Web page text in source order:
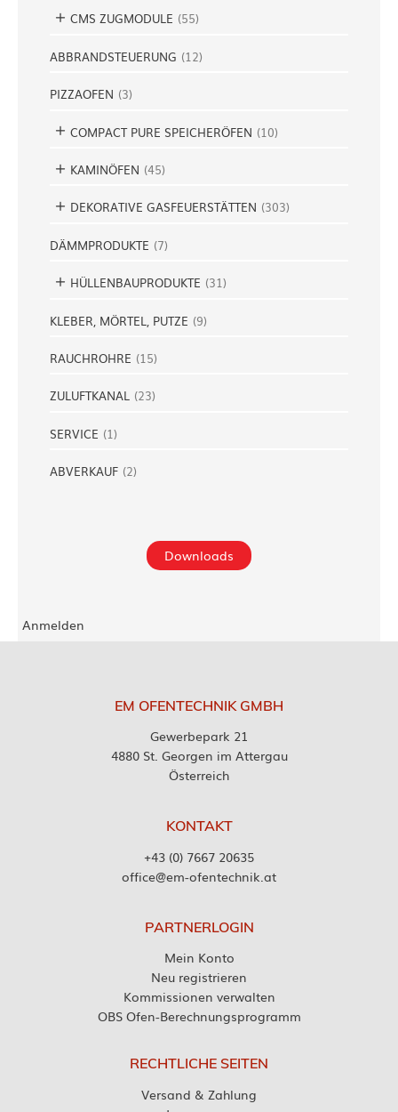
CMS ZUGMODULE (55)
ABBRANDSTEUERUNG (12)
PIZZAOFEN (3)
COMPACT PURE SPEICHERÖFEN (10)
KAMINÖFEN (45)
DEKORATIVE GASFEUERSTÄTTEN (303)
DÄMMPRODUKTE (7)
HÜLLENBAUPRODUKTE (31)
KLEBER, MÖRTEL, PUTZE (9)
RAUCHROHRE (15)
ZULUFTKANAL (23)
SERVICE (1)
ABVERKAUF (2)
Downloads
Anmelden
EM OFENTECHNIK GMBH
Gewerbepark 21
4880 St. Georgen im Attergau
Österreich
KONTAKT
+43 (0) 7667 20635
office@em-ofentechnik.at
PARTNERLOGIN
Mein Konto
Neu registrieren
Kommissionen verwalten
OBS Ofen-Berechnungsprogramm
RECHTLICHE SEITEN
Versand & Zahlung